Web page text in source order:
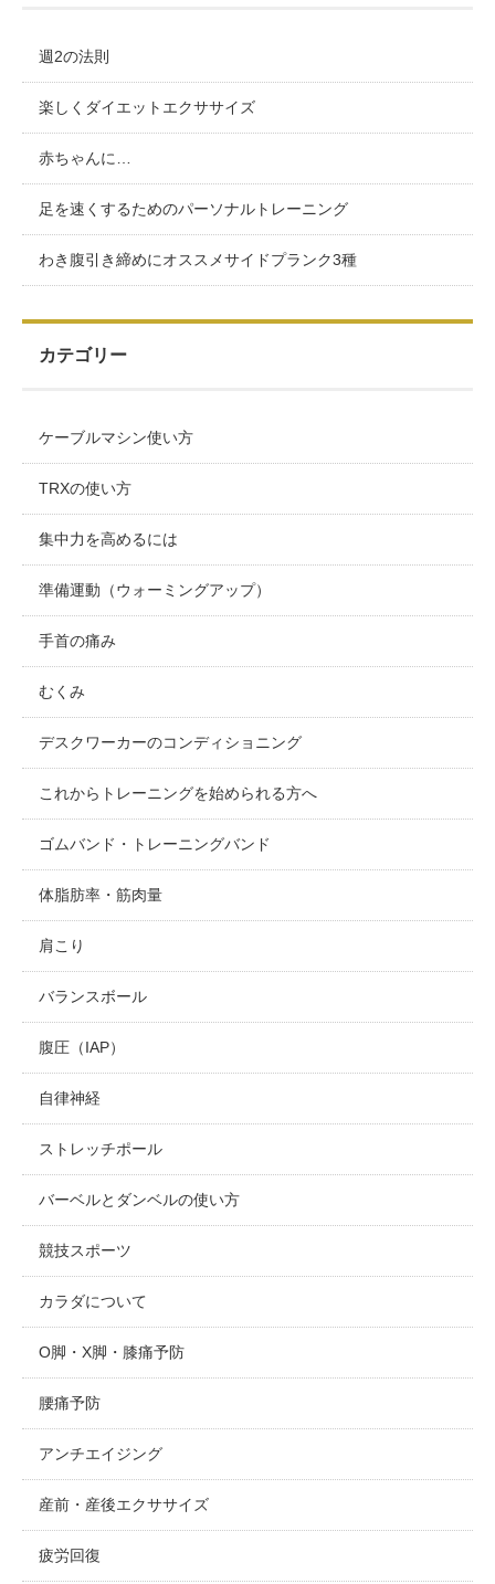
週2の法則
楽しくダイエットエクササイズ
赤ちゃんに…
足を速くするためのパーソナルトレーニング
わき腹引き締めにオススメサイドプランク3種
カテゴリー
ケーブルマシン使い方
TRXの使い方
集中力を高めるには
準備運動（ウォーミングアップ）
手首の痛み
むくみ
デスクワーカーのコンディショニング
これからトレーニングを始められる方へ
ゴムバンド・トレーニングバンド
体脂肪率・筋肉量
肩こり
バランスボール
腹圧（IAP）
自律神経
ストレッチポール
バーベルとダンベルの使い方
競技スポーツ
カラダについて
O脚・X脚・膝痛予防
腰痛予防
アンチエイジング
産前・産後エクササイズ
疲労回復